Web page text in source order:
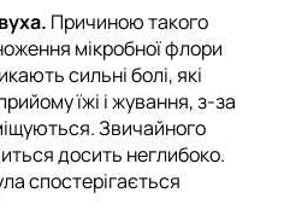
Причиною такого
мікробної флори
сильні болі, які
їжі і жування, з-за
Звичайного
досить неглибоко.
спостерігається